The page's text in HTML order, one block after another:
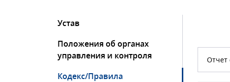
Устав
Положения об органах
управления и контроля
Кодекс/Правила
Отчет